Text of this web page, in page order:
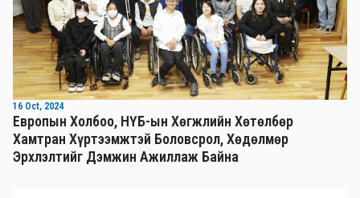
16 Oct, 2024
Европын Холбоо, НҮБ-ын Хөгжлийн Хөтөлбөр
Хамтран Хүртээмжтэй Боловсрол, Хөдөлмөр
Эрхлэлтийг Дэмжин Ажиллаж Байна